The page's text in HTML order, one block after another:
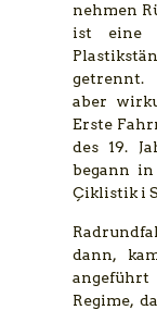
nehmen
ist eine
getrennt.
aber
Erste
des 19.
begann
Çiklistik i
dann,
Regime,